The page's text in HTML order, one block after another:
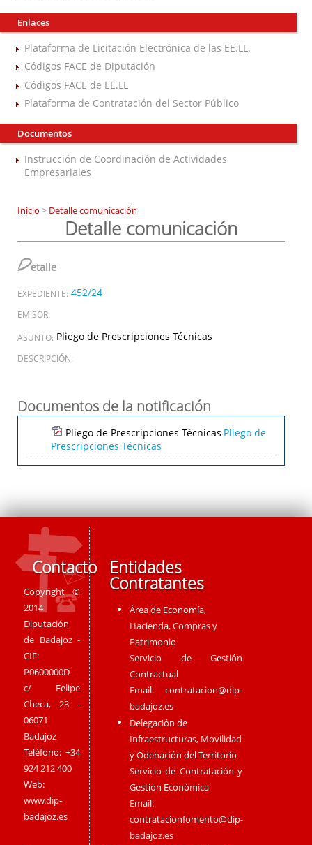
Enlaces
Plataforma de Licitación Electrónica de las EE.LL.
Códigos FACE de Diputación
Códigos FACE de EE.LL
Plataforma de Contratación del Sector Público
Documentos
Instrucción de Coordinación de Actividades
Empresariales
Inicio > Detalle comunicación
Detalle comunicación
Detalle
EXPEDIENTE: 452/24
EMISOR:
ASUNTO: Pliego de Prescripciones Técnicas
DESCRIPCIÓN:
Documentos de la notificación
Pliego de Prescripciones Técnicas Pliego de
Prescripciones Técnicas
Contacto
Copyright ©
2014
Diputación
de Badajoz -
CIF:
P0600000D
c/ Felipe
Checa, 23 -
06071
Badajoz
Teléfono: +34
924 212 400
Web:
www.dip-
badajoz.es
Entidades
Contratantes
Área de Economía,
Hacienda, Compras y
Patrimonio
Servicio de Gestión
Contractual
Email:contratacion@dip-
badajoz.es
Delegación de
Infraestructuras, Movilidad
y Odenación del Territorio
Servicio de Contratación y
Gestión Económica
Email:
contratacionfomento@dip-
badajoz.es